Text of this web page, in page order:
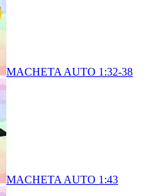
MACHETA AUTO 1:32-38
MACHETA AUTO 1:43